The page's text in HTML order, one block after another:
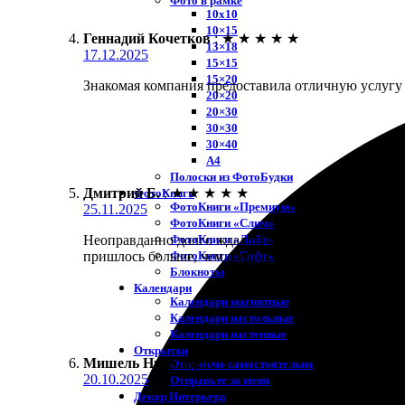
10х10
10×15
13×18
15×15
15×20
20×20
20×30
30×30
30×40
A4
Полоски из ФотоБудки
ФотоКниги
ФотоКниги «Премиум»
ФотоКниги «Слим»
ФотоКниги «Лайт»
ФотоКниги «Софт»
Блокноты
Календари
Календари магнитные
Календари настольные
Календари настенные
Открытки
Отправлю самостоятельно
Отправьте за меня
Декор Интерьера
Геннадий Кочетков : ★ ★ ★ ★ ★
17.12.2025
Знакомая компания предоставила отличную
Дмитрий Б. : ★ ★ ★ ★ ★
25.11.2025
Неоправданно долго ждал печать фото. Оформил
пришлось больше, чем планировал. В общем,
Мишель Никулина :
20.10.2025